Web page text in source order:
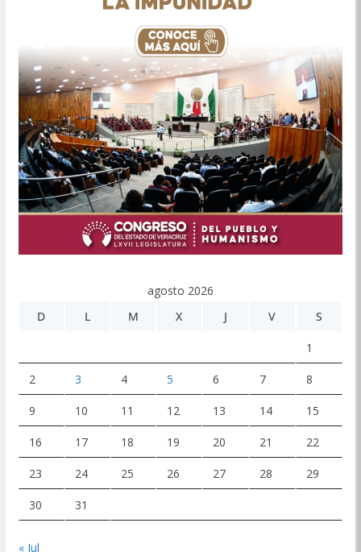
agosto 2026
D
L M X J V S
1
2 3 4 5 6 7 8
9 10 11 12 13 14 15
16 17 18 19 20 21 22
23 24 25 26 27 28 29
30 31
« Jul